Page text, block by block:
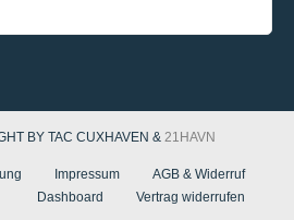
BY TAC CUXHAVEN & 21HAVN
Impressum
AGB & Widerruf
Dashboard
Vertrag widerrufen